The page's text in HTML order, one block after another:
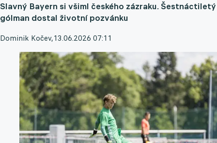
Slavný Bayern si všiml českého zázraku. Šestnáctiletý
gólman dostal životní pozvánku
Dominik Kočev,13.06.2026 07:11